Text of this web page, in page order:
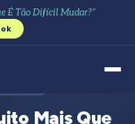
É Tão Difícil Mudar?"
Mais Que